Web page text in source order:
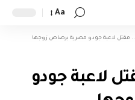
Aa
مقتل لاعبة جودو مصرية برصاص زوجها
لاعبة جودو